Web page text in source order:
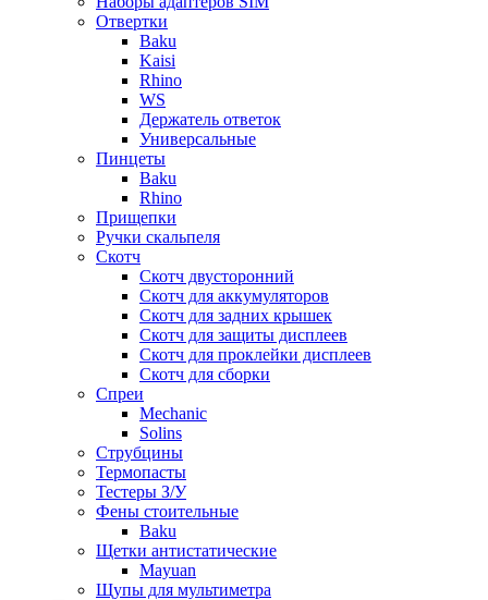
Отвертки
Baku
Kaisi
Rhino
WS
Держатель ответок
Универсальные
Пинцеты
Baku
Rhino
Прищепки
Ручки скальпеля
Скотч
Скотч двусторонний
Скотч для аккумуляторов
Скотч для задних крышек
Скотч для защиты дисплеев
Скотч для проклейки дисплеев
Скотч для сборки
Спреи
Mechanic
Solins
Струбцины
Термопасты
Тестеры З/У
Фены стоительные
Baku
Щетки антистатические
Mayuan
Щупы для мультиметра